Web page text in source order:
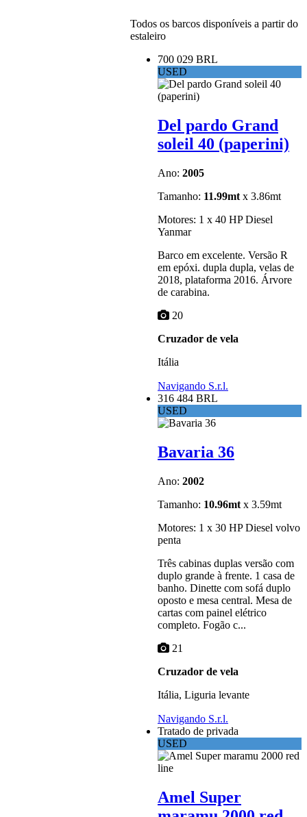
Todos os barcos disponíveis a partir do
estaleiro
700 029 BRL
USED
Del pardo Grand
soleil 40 (paperini)
Ano: 2005
Tamanho: 11.99mt x 3.86mt
Motores: 1 x 40 HP Diesel
Yanmar
Barco em excelente. Versão R
em epóxi. dupla dupla, velas de
2018, plataforma 2016. Árvore
de carabina.
20
Cruzador de vela
Itália
Navigando S.r.l.
316 484 BRL
USED
Bavaria 36
Ano: 2002
Tamanho: 10.96mt x 3.59mt
Motores: 1 x 30 HP Diesel volvo
penta
Três cabinas duplas versão com
duplo grande à frente. 1 casa de
banho. Dinette com sofá duplo
oposto e mesa central. Mesa de
cartas com painel elétrico
completo. Fogão c...
21
Cruzador de vela
Itália, Liguria levante
Navigando S.r.l.
Tratado de privada
USED
Amel Super